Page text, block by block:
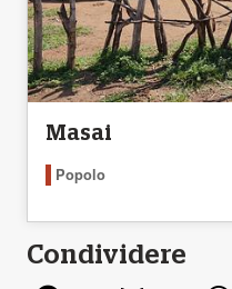
Masai
Popolo
Condividere